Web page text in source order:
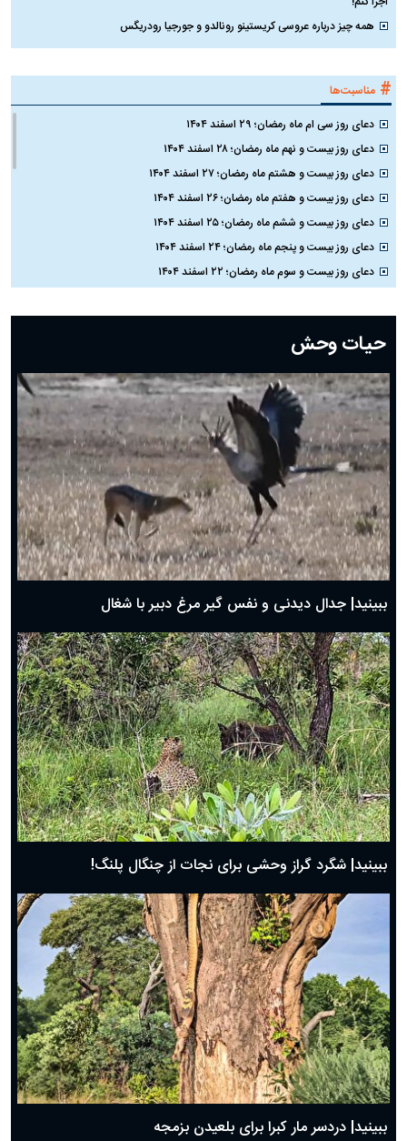
همه چیز درباره عروسی کریستینو رونالدو و جورجیا رودریگس
# مناسبت‌ها
دعای روز سی ام ماه رمضان؛ ۲۹ اسفند ۱۴۰۴
دعای روز بیست و نهم ماه رمضان؛ ۲۸ اسفند ۱۴۰۴
دعای روز بیست و هشتم ماه رمضان؛ ۲۷ اسفند ۱۴۰۴
دعای روز بیست و هفتم ماه رمضان؛ ۲۶ اسفند ۱۴۰۴
دعای روز بیست و ششم ماه رمضان؛ ۲۵ اسفند ۱۴۰۴
دعای روز بیست و پنجم ماه رمضان؛ ۲۴ اسفند ۱۴۰۴
دعای روز بیست و سوم ماه رمضان؛ ۲۲ اسفند ۱۴۰۴
دعای روز بیستم ماه رمضان؛ ۱۹ اسفند ۱۴۰۴
دعای روز هشتم ماه مبارک رمضان؛ ۷ اسفند ماه ۱۴۰۴
دعای روز هفتم ماه رمضان؛ ۶ اسفند ۱۴۰۴
دعای روز ششم ماه رمضان؛ ۵ اسفند ۱۴۰۴
دعای روز پنجم ماه رمضان؛ ۴ اسفند ۱۴۰۴
دعای روز چهارم ماه مبارک رمضان؛ ۳ اسفند ۱۴۰۴
دعای روز سوم ماه مبارک رمضان؛ ۱۴ اسفند ۱۴۰۴
دعای روز دوم ماه مبارک رمضان ۱ اسفند ماه ۱۴۰۴
دعای روز اول ماه مبارک رمضان، ۳۰ بهمن ۱۴۰۴
حضرت زینب(س) چگونه از دنیا رفت؟
بهترین پیامک تبریک روز پدر ۱۴۰۴؛ جملات زیبا و صمیمانه
حیات وحش
ببینید| جدال دیدنی و نفس گیر مرغ دبیر با شغال
ببینید| شگرد گراز وحشی برای نجات از چنگال پلنگ!
ببینید| دردسر مار کبرا برای بلعیدن بزمجه